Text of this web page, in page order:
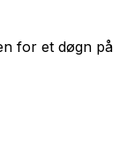
for et døgn på